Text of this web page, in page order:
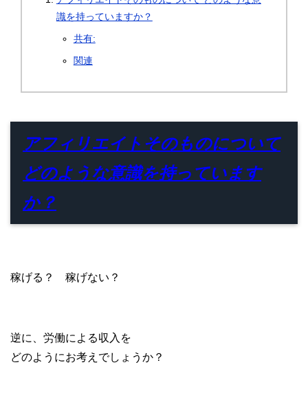
識を持っていますか？
共有:
関連
アフィリエイトそのものについて
どのような意識を持っています
か？
稼げる？ 稼げない？
逆に、労働による収入を
どのようにお考えでしょうか？